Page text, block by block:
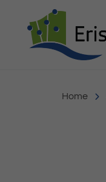
Home